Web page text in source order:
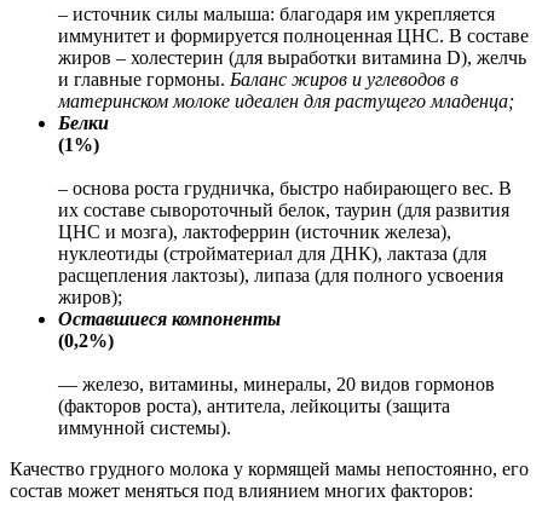
– источник силы малыша: благодаря им укрепляется
иммунитет и формируется полноценная ЦНС. В составе
жиров – холестерин (для выработки витамина D), желчь
и главные гормоны. Баланс жиров и углеводов в
материнском молоке идеален для растущего младенца;
Белки
(1%)
– основа роста грудничка, быстро набирающего вес. В
их составе сывороточный белок, таурин (для развития
ЦНС и мозга), лактоферрин (источник железа),
нуклеотиды (стройматериал для ДНК), лактаза (для
расщепления лактозы), липаза (для полного усвоения
жиров);
Оставшиеся компоненты
(0,2%)
— железо, витамины, минералы, 20 видов гормонов
(факторов роста), антитела, лейкоциты (защита
иммунной системы).
Качество грудного молока у кормящей мамы непостоянно, его
состав может меняться под влиянием многих факторов: